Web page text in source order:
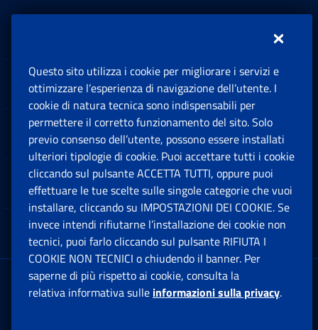
Sedi e Contatti
Software
Note Legali
App mobile
Sede Legale : Via Ciro il Grande, 21
00144 Roma
Questo sito utilizza i cookie per migliorare i servizi e
ottimizzare l’esperienza di navigazione dell’utente. I
cookie di natura tecnica sono indispensabili per
permettere il corretto funzionamento del sito. Solo
previo consenso dell’utente, possono essere installati
ulteriori tipologie di cookie. Puoi accettare tutti i cookie
cliccando sul pulsante ACCETTA TUTTI, oppure puoi
effettuare le tue scelte sulle singole categorie che vuoi
installare, cliccando su IMPOSTAZIONI DEI COOKIE. Se
invece intendi rifiutarne l’installazione dei cookie non
tecnici, puoi farlo cliccando sul pulsante RIFIUTA I
COOKIE NON TECNICI o chiudendo il banner. Per
saperne di più rispetto ai cookie, consulta la
relativa informativa sulle informazioni sulla privacy.